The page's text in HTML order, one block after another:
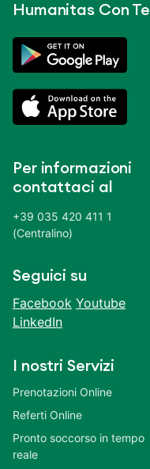
Humanitas Con Te
Per informazioni
contattaci al
+39 035 420 411 1
(Centralino)
Seguici su
Facebook Youtube
LinkedIn
I nostri Servizi
Prenotazioni Online
Referti Online
Pronto soccorso in tempo
reale